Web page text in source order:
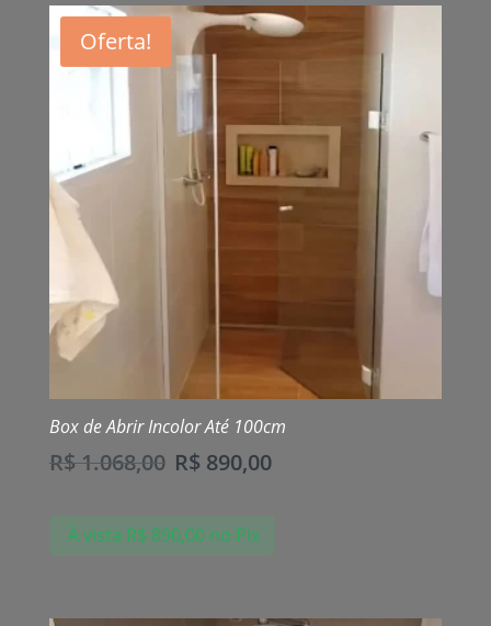
Oferta!
Box de Abrir Incolor Até 100cm
R$1.068,00 R$890,00
À vista R$ 890,00 no Pix